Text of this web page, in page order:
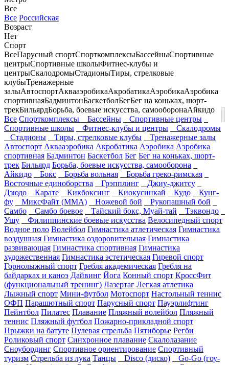
Все
Все Российская
Возраст
Нет
Спорт
ВсеПарусный спортСпорткомплексыБассейныСпортивные
центрыСпортивные школыФитнес-клубы и
центрыСкалодромыСтадионыТиры, стрелковые
клубыТренажерные
залыАвтоспортАквааэробикаАкробатикаАэробикаАэробика
спортивнаяБадминтонБаскетболБегБег на коньках, шорт-
трекБильярдБорьба, боевые искусства, самооборонаАйкидо
Все Спорткомплексы Бассейны
Спортивные центры
Спортивные школы
Фитнес-клубы и центры
Скалодромы
Стадионы
Тиры, стрелковые клубы
Тренажерные залы
Автоспорт Аквааэробика Акробатика Аэробика Аэробика
спортивная Бадминтон Баскетбол Бег Бег на коньках, шорт-
трек Бильярд Борьба, боевые искусства, самооборона
Айкидо
Бокс Борьба вольная
Борьба греко-римская
Восточные единоборства
Грэпплинг
Джиу-джитсу
Дзюдо
Карате Кикбоксинг Киокусинкай Кудо
Кунг-
фу
МиксФайт (ММА) Ножевой бой
Рукопашный бой
Самбо
Самбо боевое Тайский бокс, Муай-тай
Тэквондо
Ушу
Филиппинские боевые искусства Велосипедный спорт
Водное поло Волейбол Гимнастика атлетическая Гимнастика
воздушная Гимнастика оздоровительная Гимнастика
развивающая Гимнастика спортивная Гимнастика
художественная Гимнастика эстетическая Гиревой спорт
Горнолыжный спорт Гребля академическая Гребля на
байдарках и каноэ Дайвинг Йога Конный спорт КроссФит
(функциональный тренинг) Лазертаг Легкая атлетика
Лыжный спорт Мини-футбол Мотоспорт Настольный теннис
ОФП Парашютный спорт Парусный спорт Пауэрлифтинг
Пейнтбол Пилатес Плавание Пляжный волейбол Пляжный
теннис Пляжный футбол Пожарно-прикладной спорт
Прыжки на батуте Пулевая стрельба Пятиборье Регби
Роликовый спорт Синхронное плавание Скалолазание
Сноубординг Спортивное ориентирование Спортивный
туризм Стрельба из лука Танцы Disco (диско)
Go-Go (гоу-